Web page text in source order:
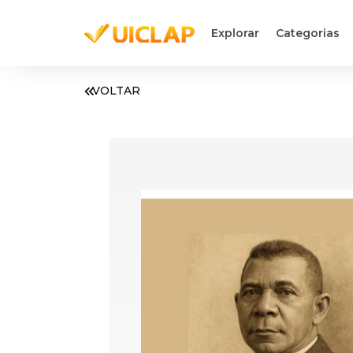
Explorar Categorias
VOLTAR